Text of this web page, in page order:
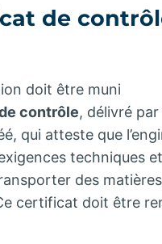
de
doit être muni
contrôle, délivré par
qui atteste que
techniques
des matières
certificat doit être